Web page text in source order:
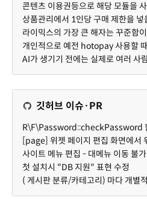
깃허브 이슈·PR
사이트 메뉴 편집 - 대메뉴 이동 불가
첫 설치시 "DB 지원" 표현 수정